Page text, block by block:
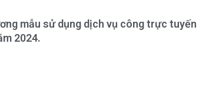
mẫu sử dụng dịch vụ công trực tuyến
2024.